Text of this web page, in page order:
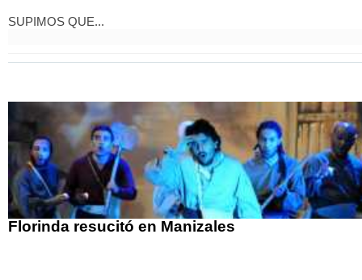
SUPIMOS QUE...
Florinda resucitó en Manizales